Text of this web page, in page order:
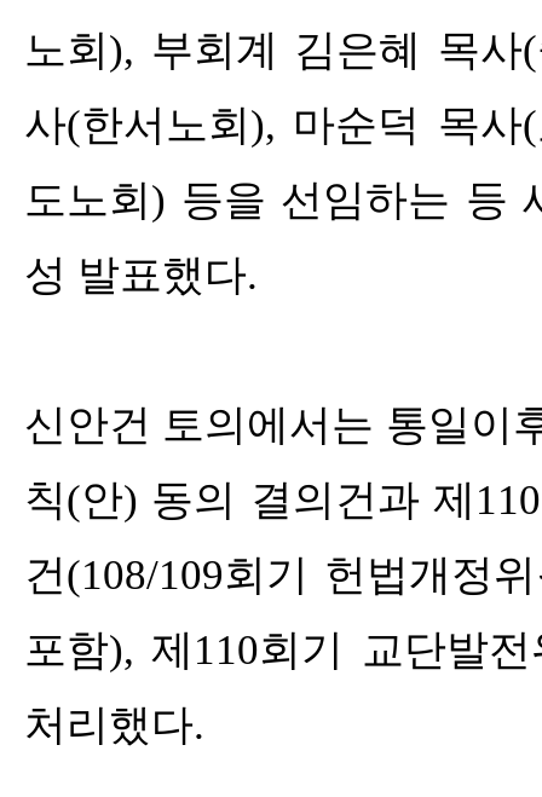
노회), 부회계 김은혜 목사(
사(한서노회), 마순덕 목사(
도노회) 등을 선임하는 등
성 발표했다.
신안건 토의에서는 통일이
칙(안) 동의 결의건과 제 110
건(108/109회기 헌법개정
포함),제 110회기 교단발
처리했다.